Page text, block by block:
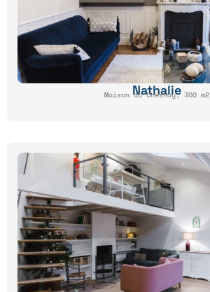
Nathalie
Maison au Chesnay, 300 m2